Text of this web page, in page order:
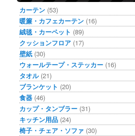
カーテン (53)
暖簾・カフェカーテン (16)
絨毯・カーペット (89)
クッションフロア (17)
壁紙 (30)
ウォールテープ・ステッカー (16)
タオル(21)
ブランケット (20)
食器 (46)
カップ・タンブラー (31)
キッチン用品 (24)
椅子・チェア・ソファ (30)